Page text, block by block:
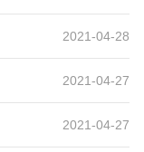
2021-04-28
2021-04-27
2021-04-27